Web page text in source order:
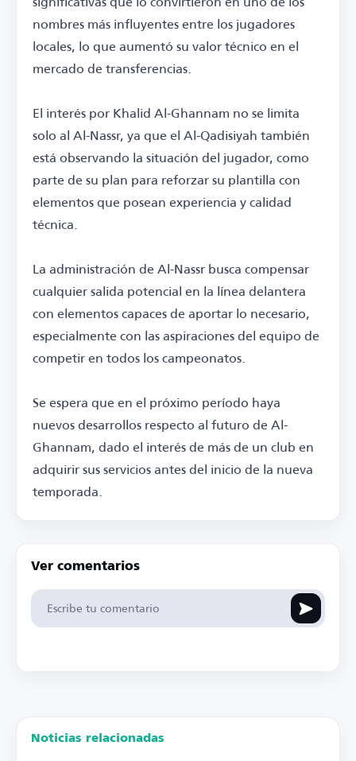
nombres más influyentes entre los jugadores
locales, lo que aumentó su valor técnico en el
mercado de transferencias.
El interés por Khalid Al-Ghannam no se limita
solo al Al-Nassr, ya que el Al-Qadisiyah también
está observando la situación del jugador, como
parte de su plan para reforzar su plantilla con
elementos que posean experiencia y calidad
técnica.
La administración de Al-Nassr busca compensar
cualquier salida potencial en la línea delantera
con elementos capaces de aportar lo necesario,
especialmente con las aspiraciones del equipo de
competir en todos los campeonatos.
Se espera que en el próximo período haya
nuevos desarrollos respecto al futuro de Al-
Ghannam, dado el interés de más de un club en
adquirir sus servicios antes del inicio de la nueva
temporada.
Ver comentarios
Noticias relacionadas